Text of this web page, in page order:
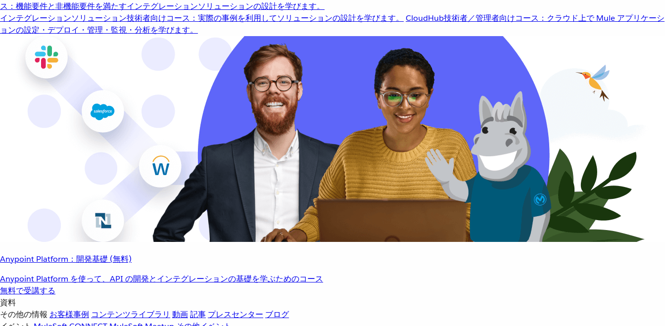
ス：機能要件と非機能要件を満たすインテグレーションソリューションの設計を学びます。
インテグレーションソリューション技術者向けコース：実際の事例を利用してソリューションの設計を学びます。 CloudHub技術者／管理者向けコース：クラウド上で Mule アプリケーシ
ョンの設定・デプロイ・管理・監視・分析を学びます。
Anypoint Platform：開発基礎 (無料)
Anypoint Platform を使って、API の開発とインテグレーションの基礎を学ぶためのコース
無料で受講する
資料
その他の情報 お客様事例 コンテンツライブラリ 動画記事 プレスセンター ブログ